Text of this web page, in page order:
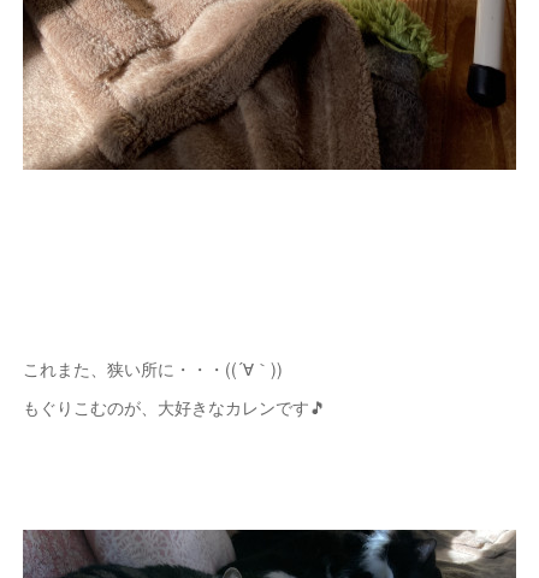
これまた、狭い所に・・・((´∀｀))
もぐりこむのが、大好きなカレンです🎵